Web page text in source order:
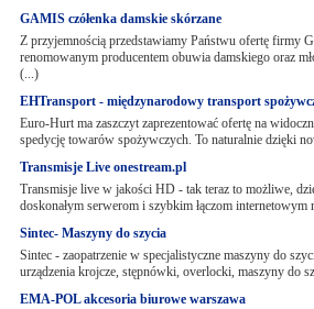
GAMIS czółenka damskie skórzane
Z przyjemnością przedstawiamy Państwu ofertę firmy
renomowanym producentem obuwia damskiego oraz
(...)
EHTransport - międzynarodowy transport
Euro-Hurt ma zaszczyt zaprezentować ofertę na
spedycję towarów spożywczych. To naturalnie dzięki
Transmisje Live onestream.pl
Transmisje live w jakości HD - tak teraz to możliwe,
doskonałym serwerom i szybkim łączom internetowym
Sintec- Maszyny do szycia
Sintec - zaopatrzenie w specjalistyczne maszyny do
urządzenia krojcze, stępnówki, overlocki, maszyny do
EMA-POL akcesoria biurowe warszawa